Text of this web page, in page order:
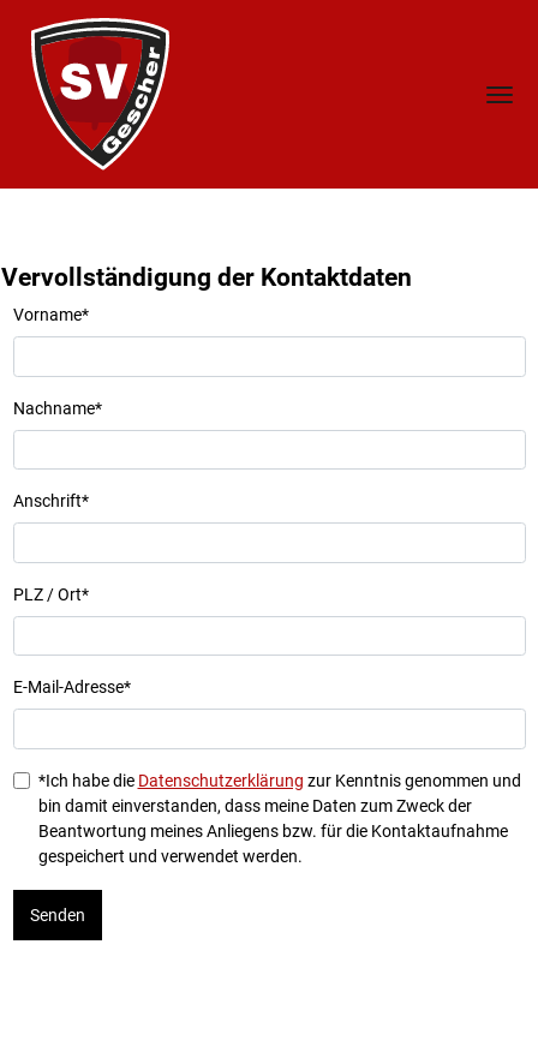
Vervollständigung der Kontaktdaten
Vorname*
Nachname*
Anschrift*
PLZ / Ort*
E-Mail-Adresse*
*Ich habe die Datenschutzerklärung zur Kenntnis genommen und
bin damit einverstanden, dass meine Daten zum Zweck der
Beantwortung meines Anliegens bzw. für die Kontaktaufnahme
gespeichert und verwendet werden.